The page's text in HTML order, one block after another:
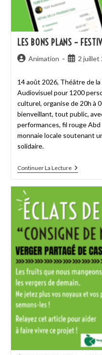
LES BONS PLANS –
Animation 2 juillet
14 août 2026, Théâtre de
Audiovisuel pour 1200
culturel, organise de 20h à
bienveillant, tout public,
performances, fil rouge
monnaie locale soutenant
solidaire.
Continuer La Lecture